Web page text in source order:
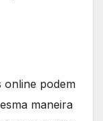
online podem
maneira